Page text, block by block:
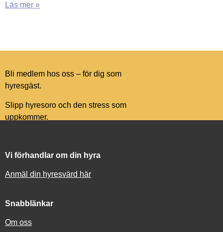
Läs mer »
Bli medlem hos oss – för dig som
hyresgäst.
Slipp hyresoro och den stress som
uppkommer.
Vi förhandlar om din hyra
Anmäl din hyresvärd här
Snabblänkar
Om oss